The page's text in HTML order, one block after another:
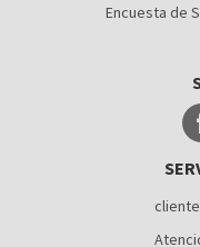
Encuesta de